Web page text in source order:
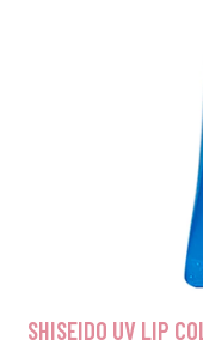
SHISEIDO UV LIP